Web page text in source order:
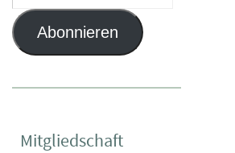
Mail-
AdresseAbonnieren
Mitgliedschaft